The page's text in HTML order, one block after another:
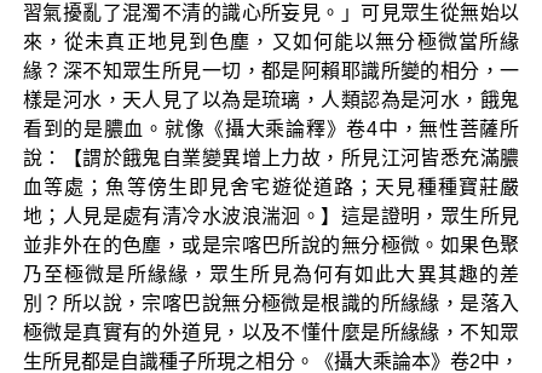
習氣擾亂了混濁不清的識心所妄見。」可見眾生從無始以
來，從未真正地見到色塵，又如何能以無分極微當所緣
緣？深不知眾生所見一切，都是阿賴耶識所變的相分，一
樣是河水，天人見了以為是琉璃，人類認為是河水，餓鬼
看到的是膿血。就像《攝大乘論釋》卷4中，無性菩薩所
說：【謂於餓鬼自業變異增上力故，所見江河皆悉充滿膿
血等處；魚等傍生即見舍宅遊從道路；天見種種寶莊嚴
地；人見是處有清冷水波浪湍洄。】這是證明，眾生所見
並非外在的色塵，或是宗喀巴所說的無分極微。如果色聚
乃至極微是所緣緣，眾生所見為何有如此大異其趣的差
別？所以說，宗喀巴說無分極微是根識的所緣緣，是落入
極微是真實有的外道見，以及不懂什麼是所緣緣，不知眾
生所見都是自識種子所現之相分。《攝大乘論本》卷2中，